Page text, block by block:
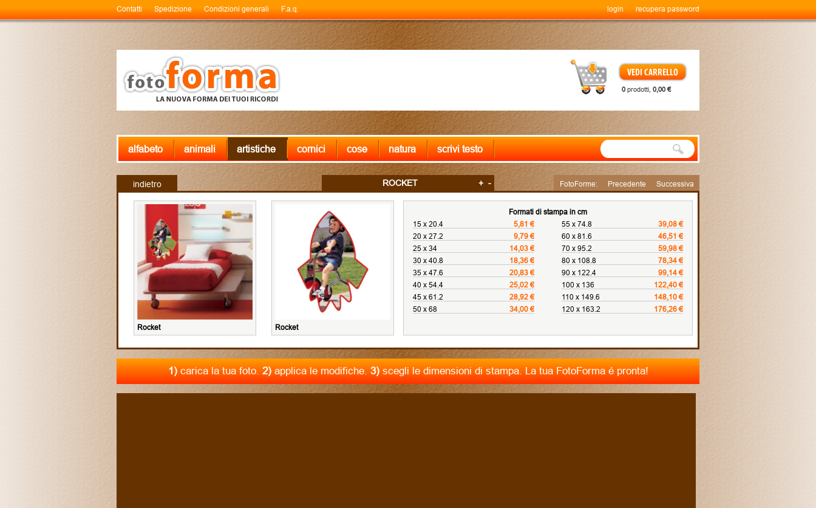
Contatti Spedizione Condizioni generali F.a.q. recupera password
login
0 prodotti, 0,00 €
alfabeto animali artistiche cornici cose natura scrivi testo
indietro ROCKET + - FotoForme: Successiva
Precedente
Rocket Rocket
Formati di stampa in cm
15 x 20.4
5,81 €
20 x 27.2
9,79 €
25 x 34
14,03 €
30 x 40.8
18,36 €
35 x 47.6
20,83 €
40 x 54.4
25,02 €
45 x 61.2
28,92 €
50 x 68
34,00 €
55 x 74.8
39,08 €
60 x 81.6
46,51 €
70 x 95.2
59,98 €
80 x 108.8
78,34 €
90 x 122.4
99,14 €
100 x 136
122,40 €
110 x 149.6
148,10 €
120 x 163.2
176,26 €
1)carica la tua foto.2)applica le modifiche.3)scegli le dimensioni di stampa. La tua FotoForma é pronta!